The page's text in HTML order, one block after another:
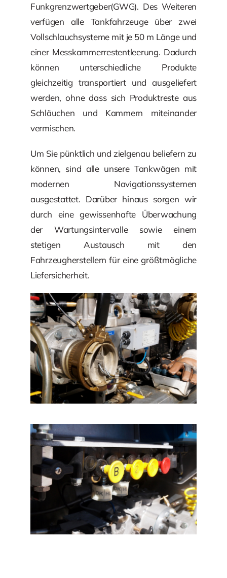
Funkgrenzwertgeber(GWG). Des Weiteren
verfügen alle Tankfahrzeuge über zwei
Vollschlauchsysteme mit je 50 m Länge und
einer Messkammerrestentleerung. Dadurch
können unterschiedliche Produkte
gleichzeitig transportiert und ausgeliefert
werden, ohne dass sich Produktreste aus
Schläuchen und Kammern miteinander
vermischen.
Um Sie pünktlich und zielgenau beliefern zu
können, sind alle unsere Tankwägen mit
modernen Navigationssystemen
ausgestattet. Darüber hinaus sorgen wir
durch eine gewissenhafte Überwachung
der Wartungsintervalle sowie einem
stetigen Austausch mit den
Fahrzeugherstellern für eine größtmögliche
Liefersicherheit.